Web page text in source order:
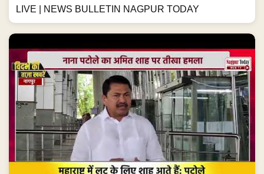
LIVE | NEWS BULLETIN NAGPUR TODAY